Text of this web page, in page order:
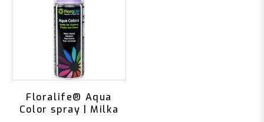
Floralife® Aqua
Color spray | Milka